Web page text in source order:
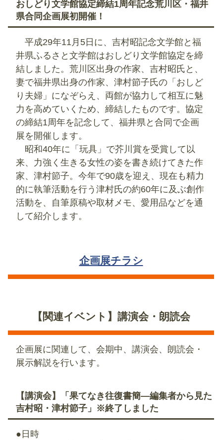
おしどり文学館協定締結1周年記念荒川区・福井
県合同企画展初開催！
平成29年11月5日に、吉村昭記念文学館と福
井県ふるさと文学館はおしどり文学館協定を締
結しました。荒川区出身の作家、吉村昭氏と、
妻で福井県出身の作家、津村節子氏の「おしど
り夫婦」になぞらえ、両館が協力して相互に魅
力を高めていくため、締結したものです。協定
の締結1周年を記念して、福井県と合同で企画
展を開催します。
昭和40年に「玩具」で芥川賞を受賞して以
来、力強く生きる女性の姿を書き続けてきた作
家、津村節子。今年で90歳を迎え、現在も精力
的に執筆活動を行う津村氏の約60年に及ぶ創作
活動を、自筆原稿や取材メモ、愛用品などを通
して紹介します。
企画展チラシ
【関連イベント】講演会・朗読会
企画展に関連して、会期中、講演会、朗読会・
展示解説を行います。
【講演会】「果てなき往復書簡―編集者から見た
吉村昭・津村節子」※終了しました
●日時